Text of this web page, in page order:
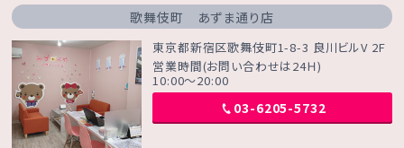
歌舞伎町 あずま通り店
東京都新宿区歌舞伎町1-8-3 良川ビルV 2F
営業時間(お問い合わせは24Ｈ)
10:00～20:00
03-6205-5732